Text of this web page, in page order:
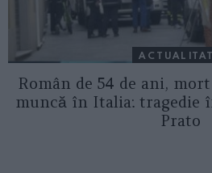
Român de 54 de ani,
muncă în Italia: tragedie
Prato